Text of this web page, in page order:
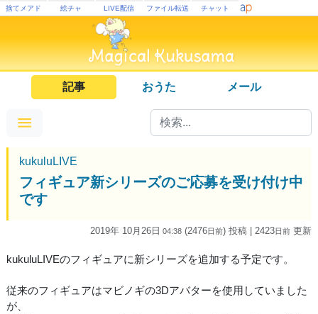
捨てメアド 絵チャ LIVE配信 ファイル転送 チャット
記事 おうた メール
kukuluLIVE
フィギュア新シリーズのご応募を受け付け中
です
2019年 10月26日 04:38 (2476日前) 投稿 | 2423日前 更新
kukuluLIVEのフィギュアに新シリーズを追加する予定です。
従来のフィギュアはマビノギの3Dアバターを使用していました
が、